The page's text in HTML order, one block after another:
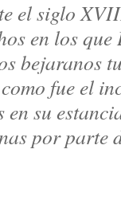
el siglo
en los
bejaranos
fue el
en su
por parte